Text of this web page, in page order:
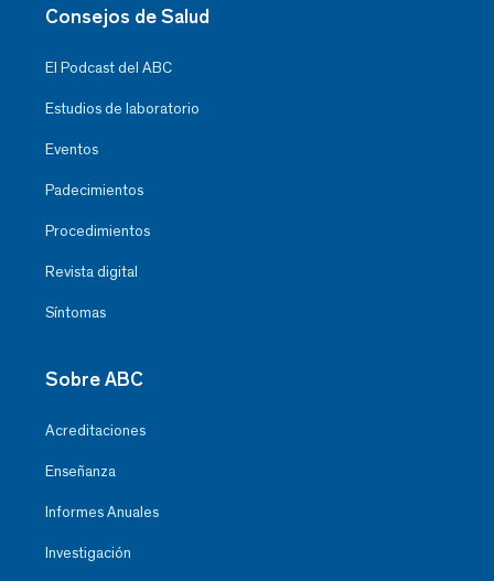
Consejos de Salud
El Podcast del ABC
Estudios de laboratorio
Eventos
Padecimientos
Procedimientos
Revista digital
Síntomas
Sobre ABC
Acreditaciones
Enseñanza
Informes Anuales
Investigación